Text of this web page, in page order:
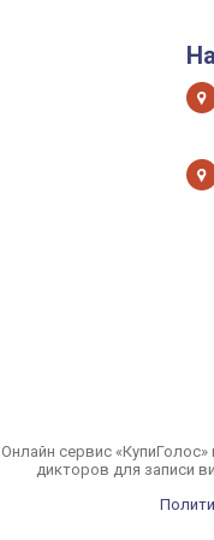
Онлайн сервис
дикторов для записи